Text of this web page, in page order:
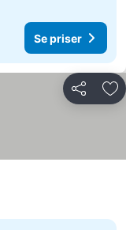
Se priser
Del